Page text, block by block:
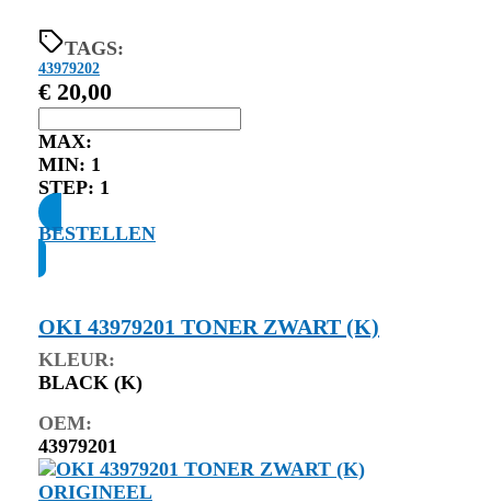
TAGS:
43979202
€ 20,00
MAX:
MIN: 1
STEP: 1
BESTELLEN
OKI 43979201 TONER ZWART (K)
KLEUR:
BLACK (K)
OEM:
43979201